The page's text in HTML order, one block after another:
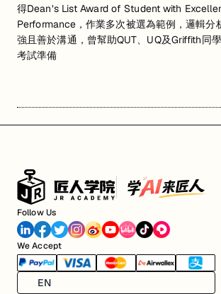
得Dean’s List Award of Student with
Performance，作業多次被選為範例，邏輯分
強且善於溝通，曾幫助QUT、UQ及Griffith同
考試準備
Follow Us
We Accept
EN